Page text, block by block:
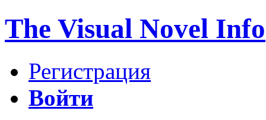
The Visual Novel Info
Регистрация
Войти